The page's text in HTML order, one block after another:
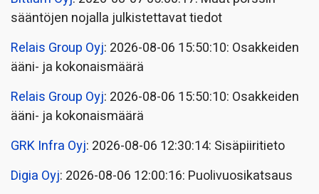
sääntöjen nojalla julkistettavat tiedot
Relais Group Oyj: 2026-08-06 15:50:10: Osakkeiden
ääni- ja kokonaismäärä
Relais Group Oyj: 2026-08-06 15:50:10: Osakkeiden
ääni- ja kokonaismäärä
GRK Infra Oyj: 2026-08-06 12:30:14: Sisäpiiritieto
Digia Oyj: 2026-08-06 12:00:16: Puolivuosikatsaus